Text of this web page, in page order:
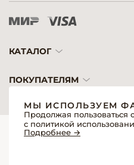
КАТАЛОГ
ПОКУПАТЕЛЯМ
© 2026 «Модерн»— Косметика и
Создание сайтов
МЫ ИСПОЛЬЗУЕМ
Продолжая пользоваться
с политикой
Подробнее →